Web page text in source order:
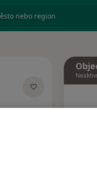
nebo region